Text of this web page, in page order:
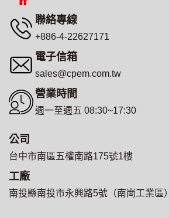
聯絡專線
+886-4-22627171
電子信箱
sales@cpem.com.tw
營業時間
週一至週五 08:30~17:30
公司
台中市南區五權南路175號1樓
工廠
南投縣南投市永興路5號（南崗工業區）